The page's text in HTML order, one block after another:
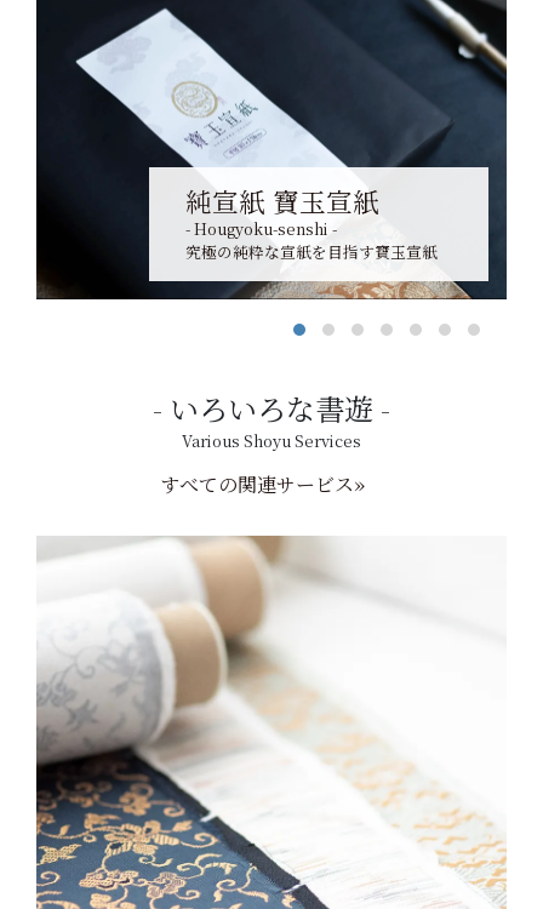
純宣紙 寶玉宣紙
- Hougyoku-senshi -
究極の純粋な宣紙を目指す寶玉宣紙
いろいろな書遊
Various Shoyu Services
すべての関連サービス»